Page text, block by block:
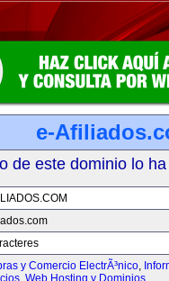
e-
de este dominio lo
y Comercio ElectrÃ³nico,
, Web Hosting y Dominios